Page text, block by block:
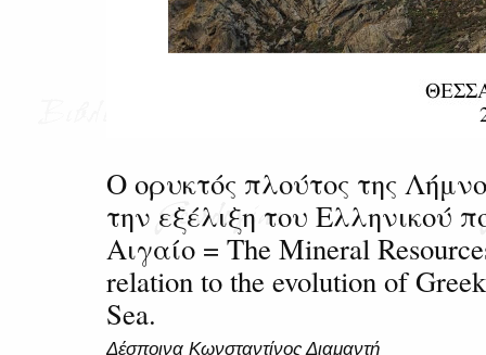
Ο ορυκτός πλούτος της
την εξέλιξη του Ελληνικού
Αιγαίο = The Mineral
relation to the evolution of
Sea.
Δέσποινα Κωνσταντίνος Διαμαντή